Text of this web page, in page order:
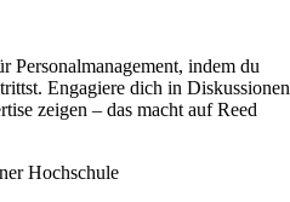
indem du
Engagiere dich in Diskussionen
zeigen – das macht auf Reed
Hochschule